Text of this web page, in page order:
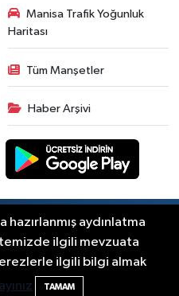
Tamamlayan
yine 6 saatlik elektrik
hizmete açıldı
Cuma günü elektrik
Manisa Trafik Yoğunluk
Haritası
Tüm Manşetler
Haber Arşivi
Press Haber 2012-2026 Her
hakkı saklıdır.
TE Bilişim
hazırlanmış aydınlatma
ilgili mevzuata
ilgili bilgi almak
TAMAM